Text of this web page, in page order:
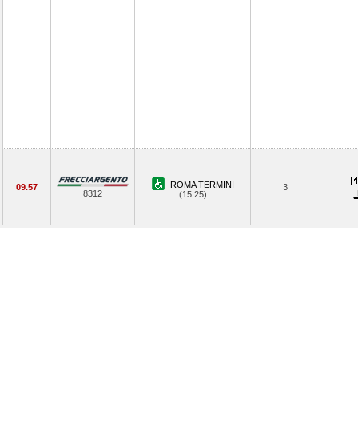
09.57
8312
ROMA TERMINI
(15.25)
3